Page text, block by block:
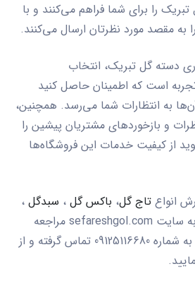
را برای شما فراهم می‌کنند و با
به مقصد مورد نظرتان ارسال می‌کنند.
دسته گل تبریک، انتخاب
است که اطمینان حاصل کنید
به انتظارات شما می‌رسد. همچنین،
و بازخوردهای مشتریان پیشین را
از کیفیت خدمات این فروشگاه‌ها
انواع تاج گل، باکس گل ، سبدگل ،
ساده و لاکچری به سایت sefareshgol.com مراجعه
نموده و یا با همکاران ما به شماره 09125116680 تماس گرفته و از